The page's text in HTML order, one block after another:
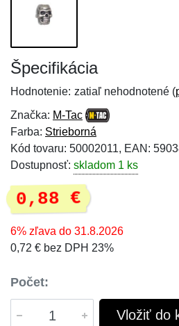
Špecifikácia
Hodnotenie: zatiaľ nehodnotené (
Značka: M-Tac
Farba: Strieborná
Kód tovaru: 50002011, EAN:
Dostupnosť: skladom 1 ks
0,88 €
6% zľava do 31.8.2026
0,72 € bez DPH 23%
Počet:
Vložiť do